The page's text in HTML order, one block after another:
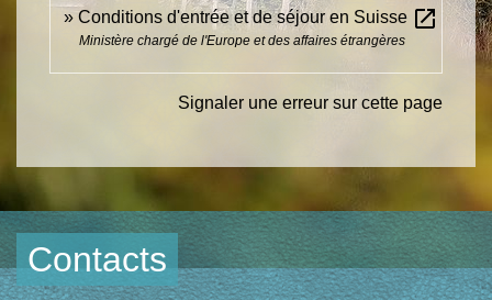
Conditions d'entrée et de séjour en Suisse open_in_new
Ministère chargé de l'Europe et des affaires étrangères
Signaler une erreur sur cette page
Contacts